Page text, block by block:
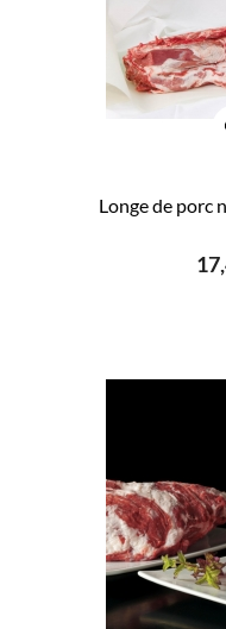
Longe de porc